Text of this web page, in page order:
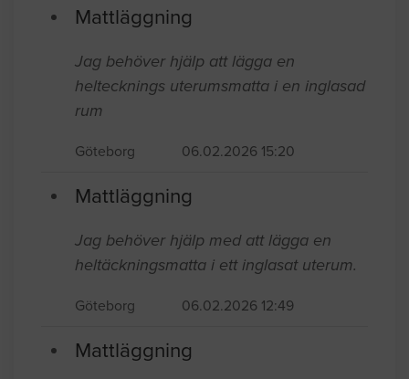
Mattläggning
Jag behöver hjälp att lägga en
heltecknings uterumsmatta i en inglasad
rum
Göteborg 06.02.2026 15:20
Mattläggning
Jag behöver hjälp med att lägga en
heltäckningsmatta i ett inglasat uterum.
Göteborg 06.02.2026 12:49
Mattläggning